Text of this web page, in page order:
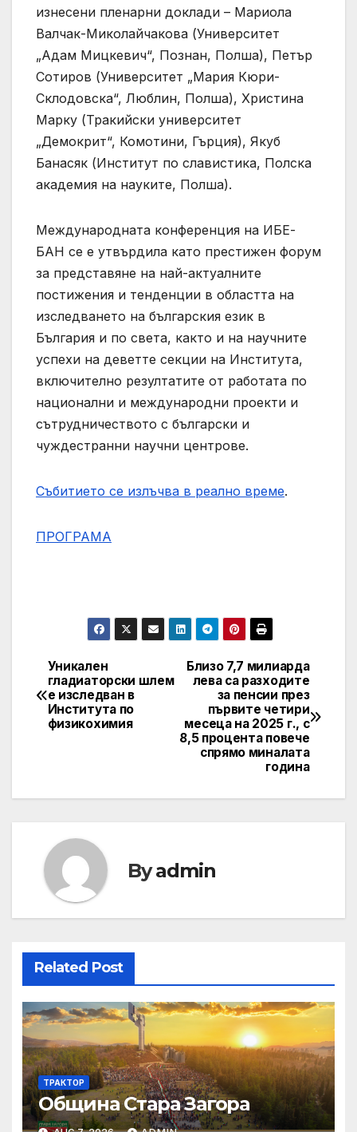
изнесени пленарни доклади – Мариола
Валчак-Миколайчакова (Университет
„Адам Мицкевич“, Познан, Полша), Петър
Сотиров (Университет „Мария Кюри-
Склодовска“, Люблин, Полша), Христина
Марку (Тракийски университет
„Демокрит“, Комотини, Гърция), Якуб
Банасяк (Институт по славистика, Полска
академия на науките, Полша).
Международната конференция на ИБЕ-
БАН се е утвърдила като престижен форум
за представяне на най-актуалните
постижения и тенденции в областта на
изследването на българския език в
България и по света, както и на научните
успехи на деветте секции на Института,
включително резултатите от работата по
национални и международни проекти и
сътрудничеството с български и
чуждестранни научни центрове.
Събитието се излъчва в реално време.
ПРОГРАМА
Post
navigation
Близо 7,7 милиарда
лева са разходите
за пенсии през
първите четири
месеца на 2025 г., с
8,5 процента повече
спрямо миналата
година
Уникален
гладиаторски шлем
е изследван в
Института по
физикохимия
Byadmin
Related Post
ТРАКТОР
Община Стара Загора